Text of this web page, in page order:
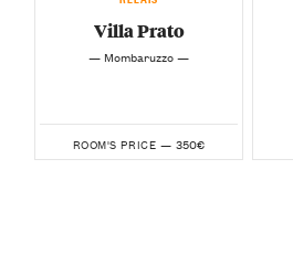
Villa Prato
— Mombaruzzo —
ROOM'S PRICE — 350€